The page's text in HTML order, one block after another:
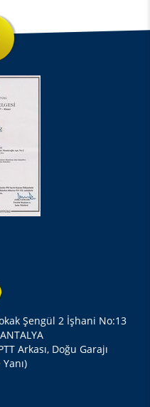
Şengül 2 İşhani No:13
Arkası, Doğu Garajı